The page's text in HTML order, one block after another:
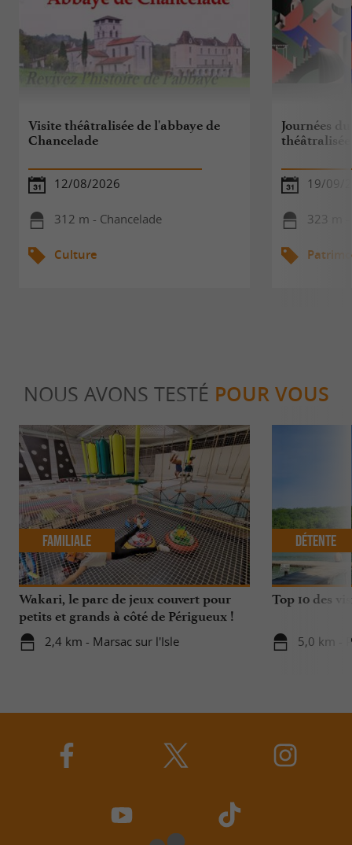
Visite théâtralisée de l'abbaye de
Chancelade
12/08/2026
312 m - Chancelade
Culture
Journées
19/09/
323 m -
NOUS AVONS TESTÉ POUR VOUS
Wakari, le parc de jeux couvert pour
petits et grands à côté de Périgueux !
2,4 km - Marsac sur l'Isle
Familiale
Top 10 des
5,0 km -
Détente